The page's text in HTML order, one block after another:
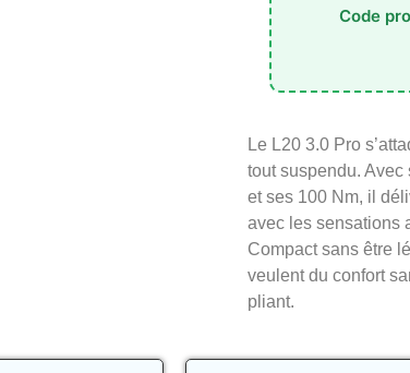
Code
Le L20 3.0 Pro
tout suspendu. Avec
et ses 100 Nm, il
avec les sensations
Compact sans être
veulent du confort
pliant.